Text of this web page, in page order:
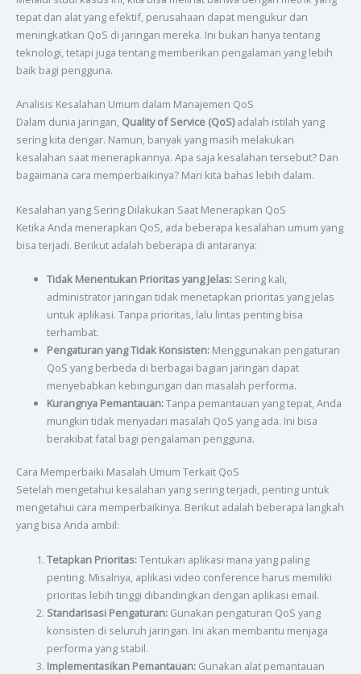
tepat dan alat yang efektif, perusahaan dapat mengukur dan
meningkatkan QoS di jaringan mereka. Ini bukan hanya tentang
teknologi, tetapi juga tentang memberikan pengalaman yang lebih
baik bagi pengguna.
Analisis Kesalahan Umum dalam Manajemen QoS
Dalam dunia jaringan, Quality of Service (QoS)adalah istilah yang
sering kita dengar. Namun, banyak yang masih melakukan
kesalahan saat menerapkannya. Apa saja kesalahan tersebut? Dan
bagaimana cara memperbaikinya? Mari kita bahas lebih dalam.
Kesalahan yang Sering Dilakukan Saat Menerapkan QoS
Ketika Anda menerapkan QoS, ada beberapa kesalahan umum yang
bisa terjadi. Berikut adalah beberapa di antaranya:
Tidak Menentukan Prioritas yang Jelas:Sering kali,
administrator jaringan tidak menetapkan prioritas yang jelas
untuk aplikasi. Tanpa prioritas, lalu lintas penting bisa
terhambat.
Pengaturan yang Tidak Konsisten:Menggunakan pengaturan
QoS yang berbeda di berbagai bagian jaringan dapat
menyebabkan kebingungan dan masalah performa.
Kurangnya Pemantauan:Tanpa pemantauan yang tepat, Anda
mungkin tidak menyadari masalah QoS yang ada. Ini bisa
berakibat fatal bagi pengalaman pengguna.
Cara Memperbaiki Masalah Umum Terkait QoS
Setelah mengetahui kesalahan yang sering terjadi, penting untuk
mengetahui cara memperbaikinya. Berikut adalah beberapa langkah
yang bisa Anda ambil:
Tetapkan Prioritas:Tentukan aplikasi mana yang paling
penting. Misalnya, aplikasi video conference harus memiliki
prioritas lebih tinggi dibandingkan dengan aplikasi email.
Standarisasi Pengaturan:Gunakan pengaturan QoS yang
konsisten di seluruh jaringan. Ini akan membantu menjaga
performa yang stabil.
Implementasikan Pemantauan:Gunakan alat pemantauan